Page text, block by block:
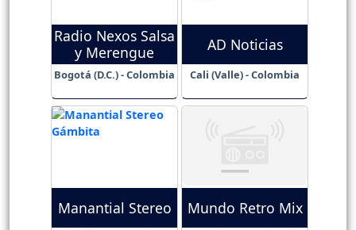
Radio Nexos Salsa
y Merengue
Bogotá (D.C.) - Colombia
AD Noticias
Cali (Valle) - Colombia
Manantial Stereo Mundo Retro Mix